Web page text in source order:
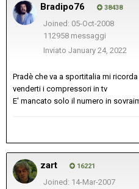
Bradipo76 38438
Joined: 05-Oct-2008
112958 messaggi
Inviato January 24, 2022
Pradè che va a sportitalia mi
venderti i compressori in tv
E' mancato solo il numero in
zart 16221
Joined: 14-Mar-2007